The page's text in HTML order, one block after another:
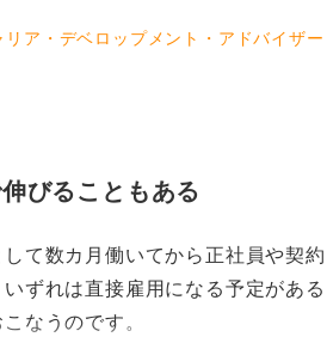
ア・デベロップメント・アドバイザー
びることもある
て数カ月働いてから正社員や契約
ずれは直接雇用になる予定がある
なうのです。